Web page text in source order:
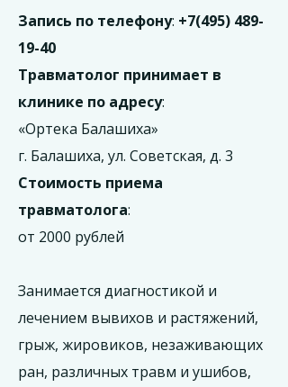
Запись по телефону: +7(495) 489-
19-40
Травматолог принимает в
клинике по адресу:
«Ортека Балашиха»
г. Балашиха, ул. Советская, д. 3
Стоимость приема
травматолога:
от 2000 рублей
Занимается диагностикой и
лечением вывихов и растяжений,
грыж, жировиков, незаживающих
ран, различных травм и ушибов,